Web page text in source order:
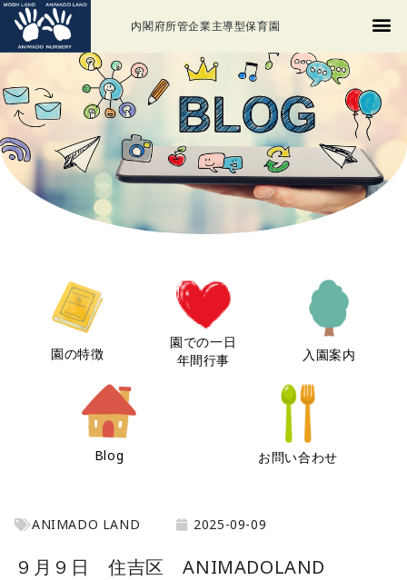
内閣府所管企業主導型保育園
園の特徴
園での一日
年間行事
入園案内
Blog お問い合わせ
ANIMADO LAND 2025-09-09
９月９日 住吉区 ANIMADOLAND